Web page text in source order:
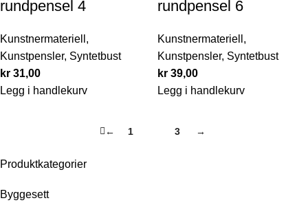
Produktkategorier
Byggesett
rundpensel 4
Kunstnermateriell ,
Kunstpensler, Syntetbust
kr 31,00
Legg i handlekurv
rundpensel 6
Kunstnermateriell ,
Kunstpensler, Syntetbust
kr 39,00
Legg i handlekurv
← 1 3 →